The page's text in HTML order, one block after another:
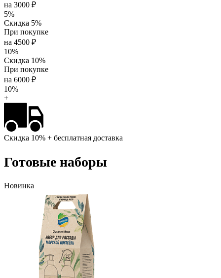
на 3000 ₽
5%
Скидка 5%
При покупке
на 4500 ₽
10%
Скидка 10%
При покупке
на 6000 ₽
10%
+
Скидка 10% + бесплатная доставка
Готовые наборы
Новинка